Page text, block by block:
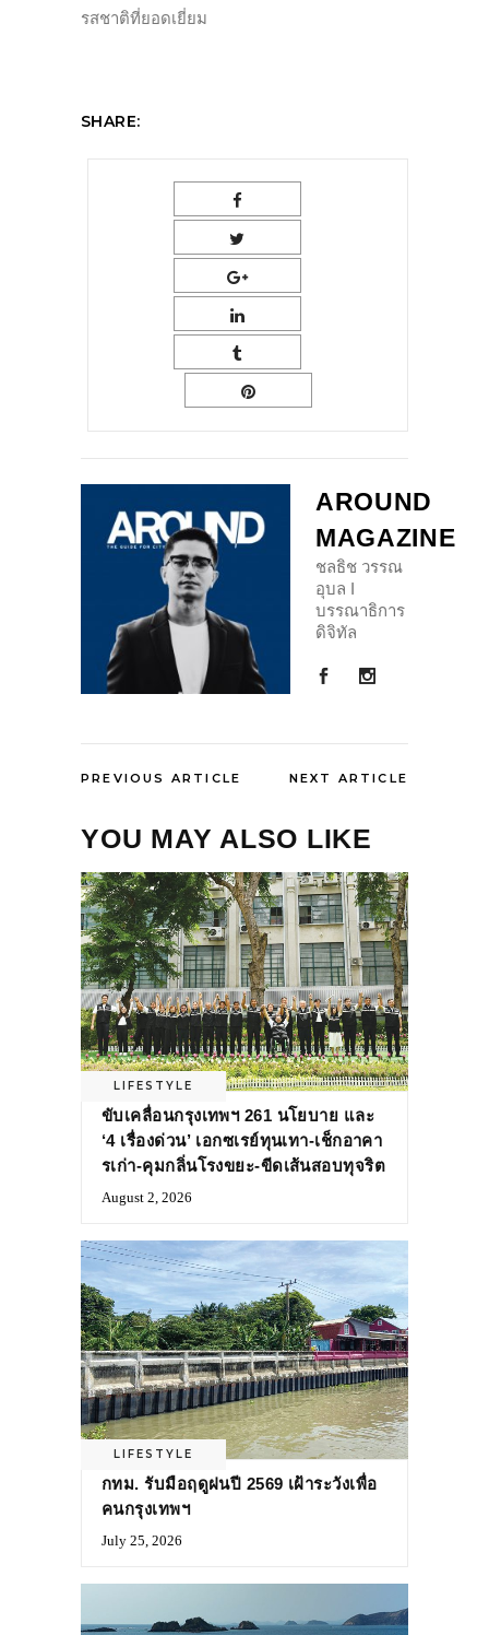
รสชาติที่ยอดเยี่ยม
SHARE:
AROUND
MAGAZINE
ชลธิช วรรณ
อุบล I
บรรณาธิการ
ดิจิทัล
PREVIOUS ARTICLE NEXT ARTICLE
YOU MAY ALSO LIKE
LIFESTYLE
ขับเคลื่อนกรุงเทพฯ 261 นโยบาย และ
‘4 เรื่องด่วน’ เอกซเรย์ทุนเทา-เช็กอาคา
รเก่า-คุมกลิ่นโรงขยะ-ขีดเส้นสอบทุจริต
August 2, 2026
LIFESTYLE
กทม. รับมือฤดูฝนปี 2569 เฝ้าระวังเพื่อ
คนกรุงเทพฯ
July 25, 2026